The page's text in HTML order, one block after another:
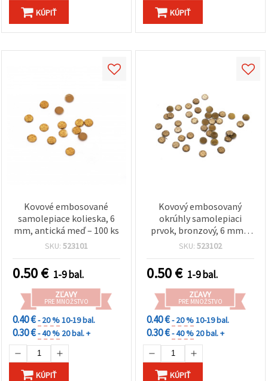
KÚPIŤ KÚPIŤ
Kovové embosované
samolepiace kolieska, 6
mm, antická meď – 100 ks
SKU: 523101
0.50€ 1-9 bal.
ZĽAVY
PRE MNOŽSTVO
0.40 €- 20 %10-19 bal.
0.30 €- 40 % 20 bal. +
KÚPIŤ
Kovový embosovaný
okrúhly samolepiaci
prvok, bronzový, 6 mm –
100 ks
SKU: 523102
0.50€ 1-9 bal.
ZĽAVY
PRE MNOŽSTVO
0.40 €- 20 %10-19 bal.
0.30 €- 40 % 20 bal. +
KÚPIŤ